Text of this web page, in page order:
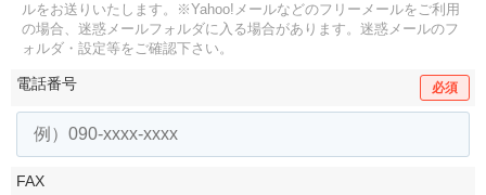
ルをお送りいたします。
※Yahoo!メールなどのフリーメールをご利用
の場合、迷惑メールフォルダに入る場合があります。 迷惑メールのフ
ォルダ・設定等をご確認下さい。
電話番号 必須
FAX